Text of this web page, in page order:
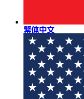
繁体中文